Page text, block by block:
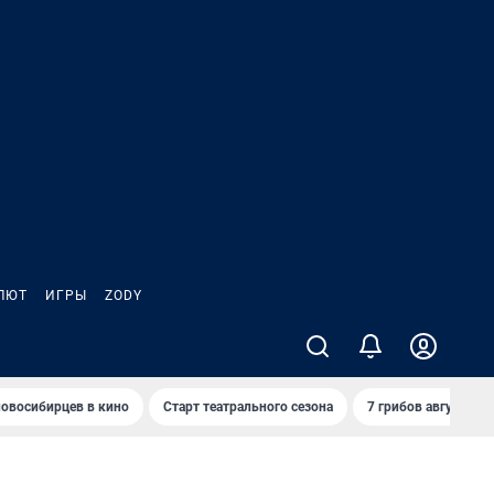
ИГРЫ ZODY
в кино Старт театрального сезона 7 грибов августа